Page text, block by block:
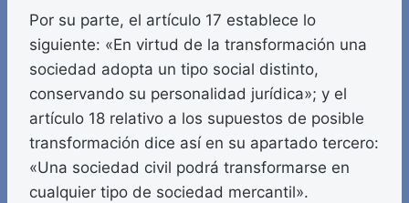
Por su parte, el artículo 17 establece lo
siguiente: «En virtud de la transformación una
sociedad adopta un tipo social distinto,
conservando su personalidad jurídica»; y el
artículo 18 relativo a los supuestos de posible
transformación dice así en su apartado tercero:
«Una sociedad civil podrá transformarse en
cualquier tipo de sociedad mercantil».